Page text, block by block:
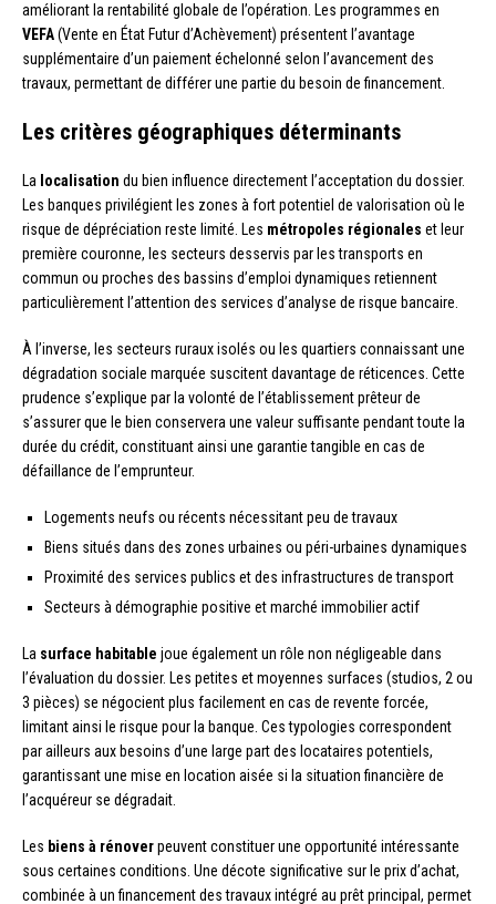
améliorant la rentabilité globale de l’opération. Les programmes en
VEFA(Vente en État Futur d’Achèvement) présentent l’avantage
supplémentaire d’un paiement échelonné selon l’avancement des
travaux, permettant de différer une partie du besoin de financement.
Les critères géographiques déterminants
La localisation du bien influence directement l’acceptation du dossier.
Les banques privilégient les zones à fort potentiel de valorisation où le
risque de dépréciation reste limité. Les métropoles régionales et leur
première couronne, les secteurs desservis par les transports en
commun ou proches des bassins d’emploi dynamiques retiennent
particulièrement l’attention des services d’analyse de risque bancaire.
À l’inverse, les secteurs ruraux isolés ou les quartiers connaissant une
dégradation sociale marquée suscitent davantage de réticences. Cette
prudence s’explique par la volonté de l’établissement prêteur de
s’assurer que le bien conservera une valeur suffisante pendant toute la
durée du crédit, constituant ainsi une garantie tangible en cas de
défaillance de l’emprunteur.
Logements neufs ou récents nécessitant peu de travaux
Biens situés dans des zones urbaines ou péri-urbaines dynamiques
Proximité des services publics et des infrastructures de transport
Secteurs à démographie positive et marché immobilier actif
La surface habitable joue également un rôle non négligeable dans
l’évaluation du dossier. Les petites et moyennes surfaces (studios, 2 ou
3 pièces) se négocient plus facilement en cas de revente forcée,
limitant ainsi le risque pour la banque. Ces typologies correspondent
par ailleurs aux besoins d’une large part des locataires potentiels,
garantissant une mise en location aisée si la situation financière de
l’acquéreur se dégradait.
Les biens à rénoverpeuvent constituer une opportunité intéressante
sous certaines conditions. Une décote significative sur le prix d’achat,
combinée à un financement des travaux intégré au prêt principal, permet